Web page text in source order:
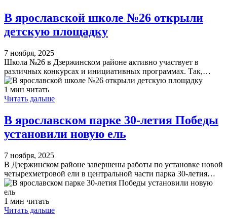
В ярославской школе №26 открыли
детскую площадку
7 ноября, 2025
Школа №26 в Дзержинском районе активно участвует в
различных конкурсах и инициативных программах. Так,…
1 мин читать
Читать дальше
В ярославском парке 30-летия Победы
установили новую ель
7 ноября, 2025
В Дзержинском районе завершены работы по установке новой
четырехметровой ели в центральной части парка 30-летия…
1 мин читать
Читать дальше